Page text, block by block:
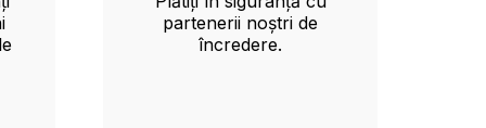
partenerii noștri de
încredere.